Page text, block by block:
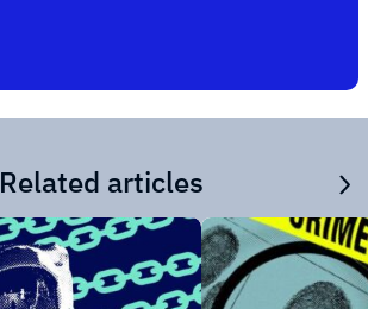
Related articles